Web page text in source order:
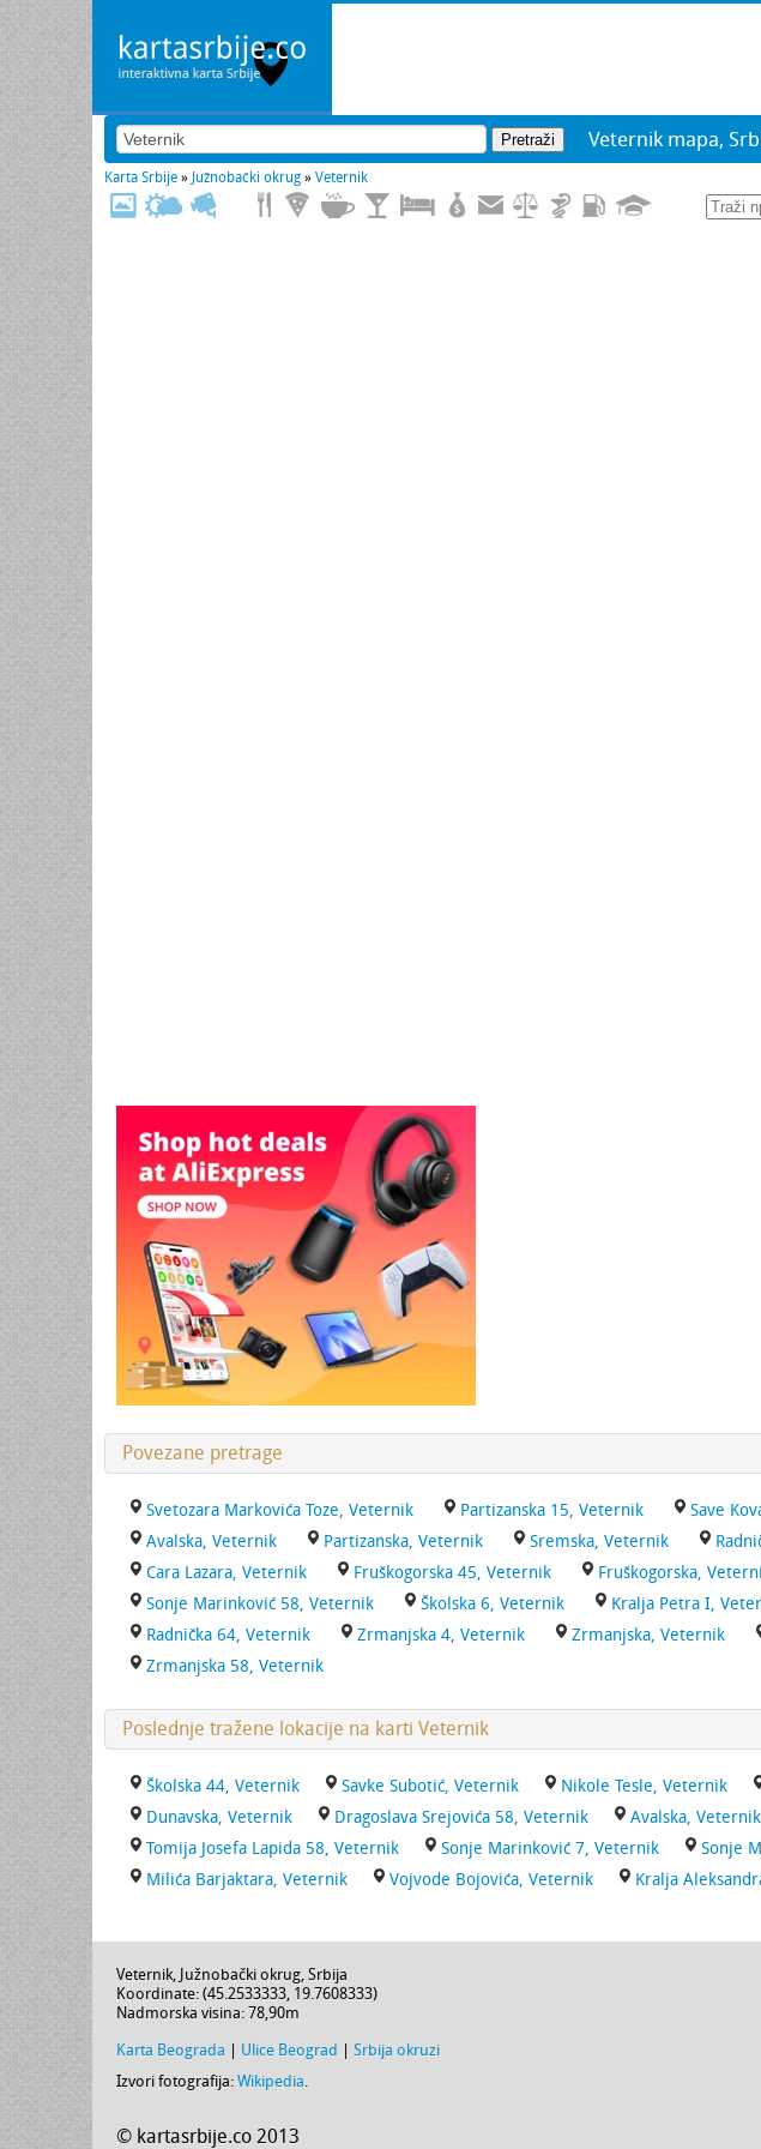
Veternik mapa,
Karta Srbije » Južnobački okrug » Veternik
Povezane pretrage
Svetozara Markovića Toze, Veternik Partizanska 15, Veternik Save
Avalska, Veternik
Partizanska, Veternik Sremska, Veternik
Cara Lazara, Veternik
Fruškogorska 45, Veternik Fruškogorska,
Sonje Marinković 58, Veternik
Školska 6, Veternik Kralja Petra I,
Radnička 64, Veternik
Zrmanjska 4, Veternik Zrmanjska, Veternik
Zrmanjska 58, Veternik
Poslednje tražene lokacije na karti Veternik
Školska 44, Veternik Savke Subotić, Veternik Nikole Tesle, Veternik
Dunavska, Veternik
Dragoslava Srejovića 58, Veternik Avalska, Veternik
Tomija Josefa Lapida 58, Veternik
Sonje Marinković 7, Veternik Sonje
Milića Barjaktara, Veternik
Vojvode Bojovića, Veternik Kralja
Veternik, Južnobački okrug, Srbija
Koordinate: (45.2533333, 19.7608333)
Nadmorska visina: 78,90m
Karta Beograda Ulice Beograd
Srbija okruzi
Izvori fotografija: Wikipedia.
© kartasrbije.co 2013